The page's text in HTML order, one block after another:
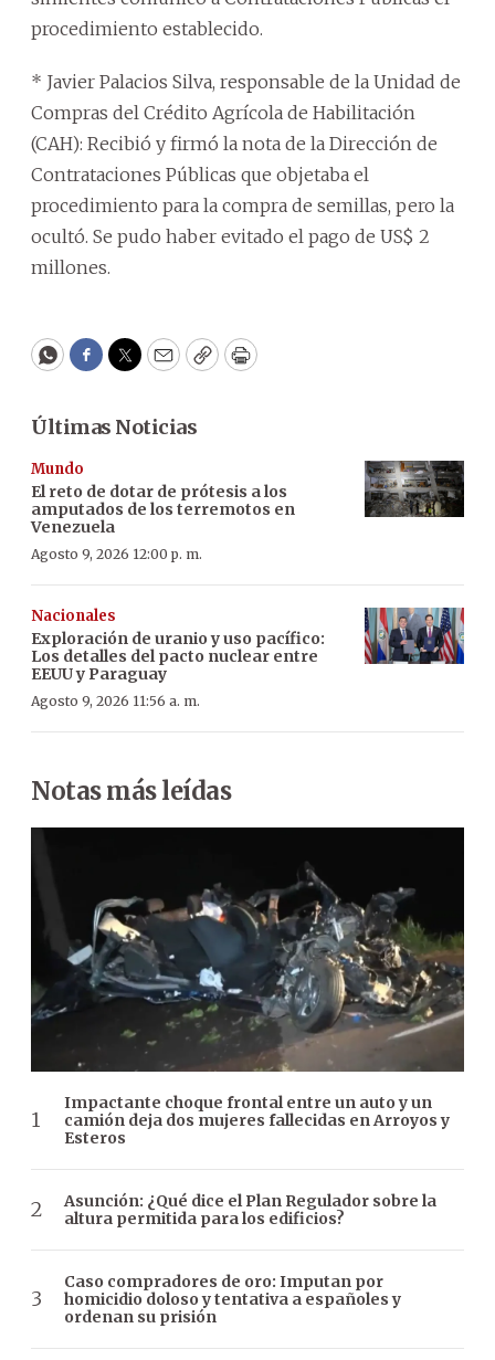
procedimiento establecido.
* Javier Palacios Silva, responsable de la Unidad de
Compras del Crédito Agrícola de Habilitación
(CAH): Recibió y firmó la nota de la Dirección de
Contrataciones Públicas que objetaba el
procedimiento para la compra de semillas, pero la
ocultó. Se pudo haber evitado el pago de US$ 2
millones.
WhatsApp
Facebook
Twitter
EmailCopyPrint
Últimas Noticias
Mundo
El reto de dotar de prótesis a los
amputados de los terremotos en
Venezuela
Agosto 9, 2026 12:00 p. m.
Nacionales
Exploración de uranio y uso pacífico:
Los detalles del pacto nuclear entre
EEUU y Paraguay
Agosto 9, 2026 11:56 a. m.
Notas más leídas
Impactante choque frontal entre un auto y un
camión deja dos mujeres fallecidas en Arroyos y
Esteros
Asunción: ¿Qué dice el Plan Regulador sobre la
altura permitida para los edificios?
Caso compradores de oro: Imputan por
homicidio doloso y tentativa a españoles y
ordenan su prisión